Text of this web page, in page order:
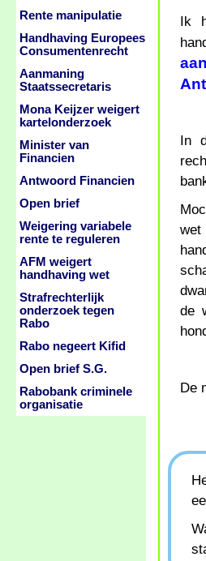
Ik
In
wet
de
De
Rente manipulatie
Handhaving Europees
Consumentenrecht
Aanmaning
Staatssecretaris
Mona Keijzer weigert
kartelonderzoek
Minister van
Financien
Antwoord Financien
Open brief
Weigering variabele
rente te reguleren
AFM weigert
handhaving wet
Strafrechterlijk
onderzoek tegen
Rabo
Rabo negeert Kifid
Open brief S.G.
Rabobank criminele
organisatie